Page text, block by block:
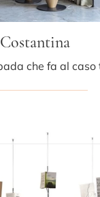
Costantina